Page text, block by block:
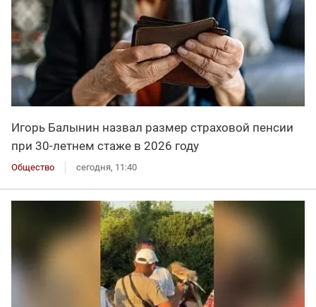
Игорь Балынин назвал размер страховой пенсии
при 30-летнем стаже в 2026 году
Общество сегодня, 11:40